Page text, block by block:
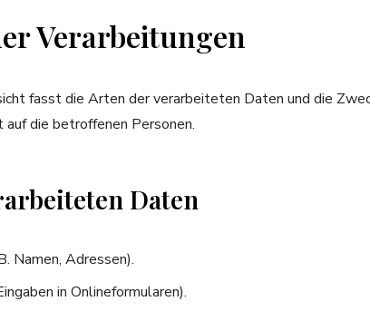
Verarbeitungen
fasst die Arten der verarbeiteten Daten und die
auf die betroffenen Personen.
Daten
Namen, Adressen).
in Onlineformularen).